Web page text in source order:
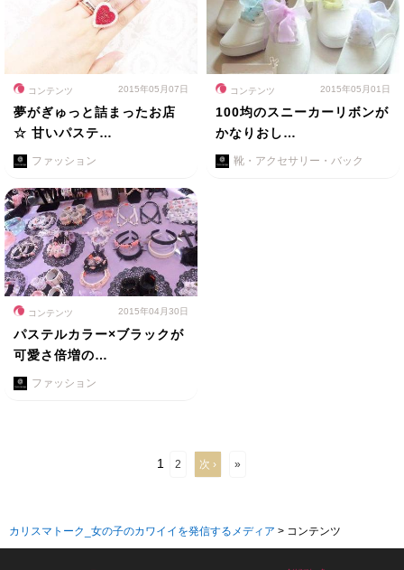
コンテンツ 2015年05月07日
夢がぎゅっと詰まったお店
☆ 甘いパステ…
ファッション
コンテンツ 2015年05月01日
100均のスニーカーリボンが
かなりおし…
靴・アクセサリー・バック
コンテンツ 2015年04月30日
パステルカラー×ブラックが
可愛さ倍増の…
ファッション
1 2 次 › »
カリスマトーク_女の子のカワイイを発信するメディア > コンテンツ